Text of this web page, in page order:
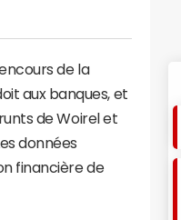
de la
aux banques, et
de Woirel et
données
financière de